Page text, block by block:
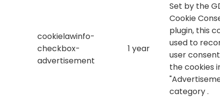
cookielawinfo-
checkbox-
advertisement
1 year
Set by the
Cookie
plugin, this
used to
user
the cookies
category .